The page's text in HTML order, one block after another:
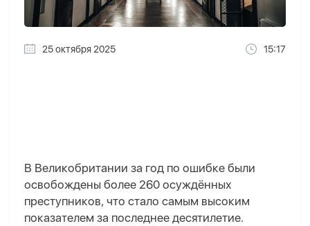
25 октября 2025 15:17
В Великобритании за год по ошибке были
освобождены более 260 осуждённых
преступников, что стало самым высоким
показателем за последнее десятилетие.